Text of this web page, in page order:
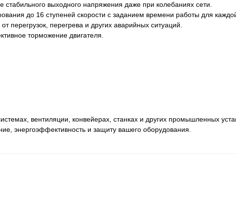
выходного напряжения даже при колебаниях сети.
до 16 ступеней скорости с заданием времени работы для
перегрева и других аварийных ситуаций.
торможение двигателя.
вентиляции, конвейерах, станках и других промышленных
энергоэффективность и защиту вашего оборудования.